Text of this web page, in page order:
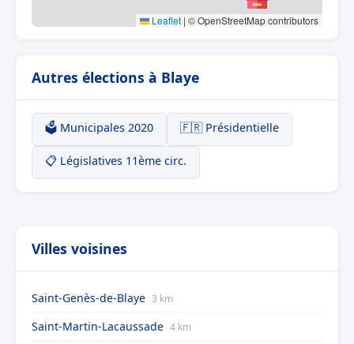
Leaflet | © OpenStreetMap contributors
Autres élections à Blaye
🗳️ Municipales 2020 🇫🇷 Présidentielle
📋 Législatives 11ème circ.
Villes voisines
Saint-Genès-de-Blaye 3 km
Saint-Martin-Lacaussade 4 km